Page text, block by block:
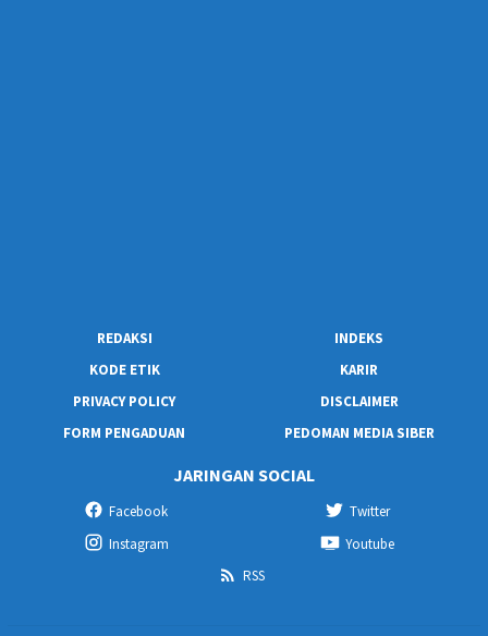
REDAKSI
INDEKS
KODE ETIK
KARIR
PRIVACY POLICY
DISCLAIMER
FORM PENGADUAN
PEDOMAN MEDIA SIBER
JARINGAN SOCIAL
Facebook
Twitter
Instagram
Youtube
RSS